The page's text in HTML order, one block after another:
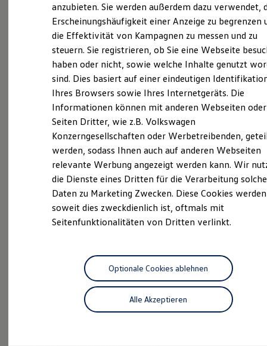
VW Connect für Ihren Transporter/Caravelle
VW Connect für Ihren Amarok
VW Connect für andere Modelle
Fleet Interface Data
Multistop Pathfinder
Übersicht Software Updates
Digitales Bordbuch
Fahrerassistenz- und Sicherheitssysteme
Kontrollleuchten
Kurzfahrprofile und Ölverdünnung
Batterieverordnung
XTL-Dieselkraftstoff
Ersatzteile und Betriebsflüssigkeiten
Original Zubehör und Lifestyle Produkte
myVolkswagen
myVolkswagen Business
Elektrisch & Autonom
Unser Ansatz
Reichweitensimulator
Ladezeitensimulator
Ladelösungen für Privatkunden
Ladelösungen für Gewerbekunden
Wallbox und Ladekabel
Bidirektionales Laden
Herzlich willkommen bei
Hahn
Als schwäbische Unternehmerfamilie mit über 100
Jahren Erfahrung wissen wir, wie wichtig es ist,
Tradition mit Innovation zu verbinden. An unseren 15
Volkswagen Nutzfahrzeuge Standorten in der Region
bieten wir Ihnen den perfekten Service rund um die
Marke Volkswagen Nutzfahrzeuge – immer mit dem
Anspruch, Ihre Erwartungen zu übertreffen.
Überzeugen Sie sich selbst und besuchen Sie unseren
Volkswagen Nutzfahrzeuge Standort Fellbach. Wir
freuen uns auf Sie!
Neuwagen Nutzfahrzeuge
Neuwagen Caddy - Multivan -
anzubieten. Sie werden außerdem dazu verwendet,
Erscheinungshäufigkeit einer Anzeige zu begrenzen
die Effektivität von Kampagnen zu messen und zu
steuern. Sie registrieren, ob Sie eine Webseite
haben oder nicht, sowie welche Inhalte genutzt
sind. Dies basiert auf einer eindeutigen
Ihres Browsers sowie Ihres Internetgeräts. Die
Informationen können mit anderen Webseiten oder
Seiten Dritter, wie z.B. Volkswagen
Konzerngesellschaften oder Werbetreibenden,
werden, sodass Ihnen auch auf anderen Webseiten
relevante Werbung angezeigt werden kann. Wir
die Dienste eines Dritten für die Verarbeitung
Daten zu Marketing Zwecken. Diese Cookies
soweit dies zweckdienlich ist, oftmals mit
Seitenfunktionalitäten von Dritten verlinkt.
Alle Akzeptieren
Optionale Cookies ablehnen